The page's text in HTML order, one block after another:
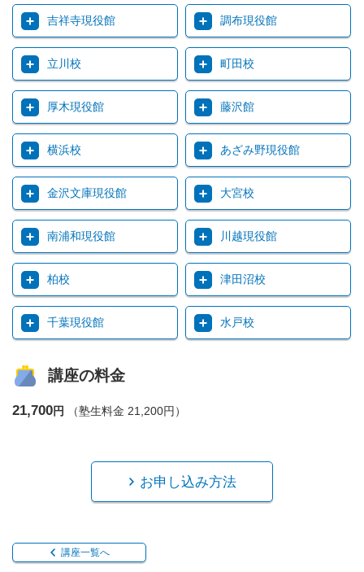
吉祥寺現役館 調布現役館
立川校 町田校
厚木現役館 藤沢館
横浜校 あざみ野現役館
金沢文庫現役館 大宮校
南浦和現役館 川越現役館
柏校 津田沼校
千葉現役館 水戸校
講座の料金
21,700円 （塾生料金 21,200円）
お申し込み方法
講座一覧へ